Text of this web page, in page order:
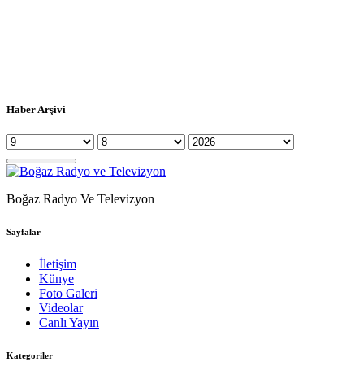
Haber Arşivi
Boğaz Radyo Ve Televizyon
Sayfalar
İletişim
Künye
Foto Galeri
Videolar
Canlı Yayın
Kategoriler